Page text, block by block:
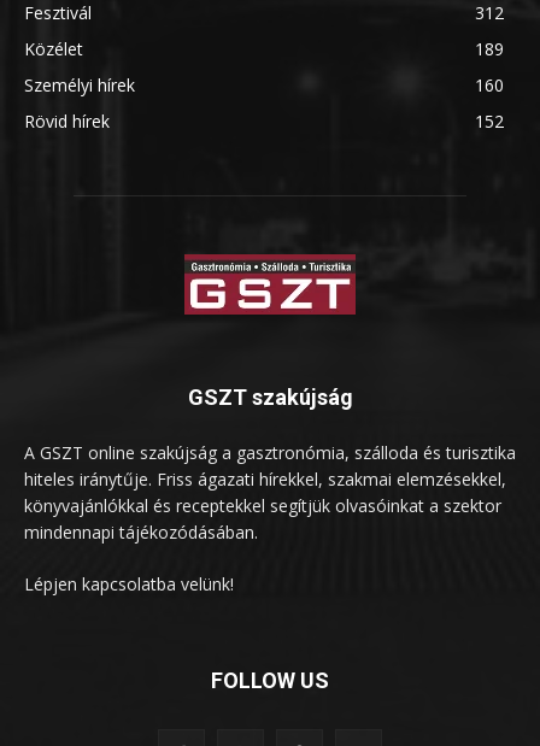
Fesztivál
312
Közélet
189
Személyi hírek
160
Rövid hírek
152
GSZT szakújság
A GSZT online szakújság a gasztronómia, szálloda és turisztika
hiteles iránytűje. Friss ágazati hírekkel, szakmai elemzésekkel,
könyvajánlókkal és receptekkel segítjük olvasóinkat a szektor
mindennapi tájékozódásában.
Lépjen kapcsolatba velünk!
FOLLOW US